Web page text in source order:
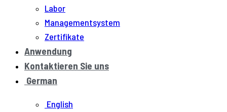
Labor
Managementsystem
Zertifikate
Anwendung
Kontaktieren Sie uns
German
English